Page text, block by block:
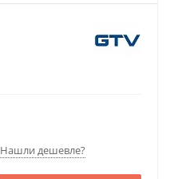
Нашли дешевле?